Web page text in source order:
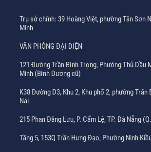
Trụ sở chính: 39 Hoàng Việt, phường Tân Sơn
Minh
VĂN PHÒNG ĐẠI DIỆN
121 Đường Trần Bình Trọng, Phường Thủ Dầu
Minh (Bình Dương cũ)
K38 Đường D3, Khu 2, Khu phố 2, phường Trấn
Nai
215 Phan Đăng Lưu, P. Cẩm Lệ, TP. Đà Nẵng
Tầng 5, 153Q Trần Hưng Đạo, Phường Ninh